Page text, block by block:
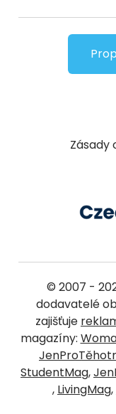
Zásady
© 2007 -
dodavatelé
zajišťuje
magazíny:
StudentMag,
, LivingMag,